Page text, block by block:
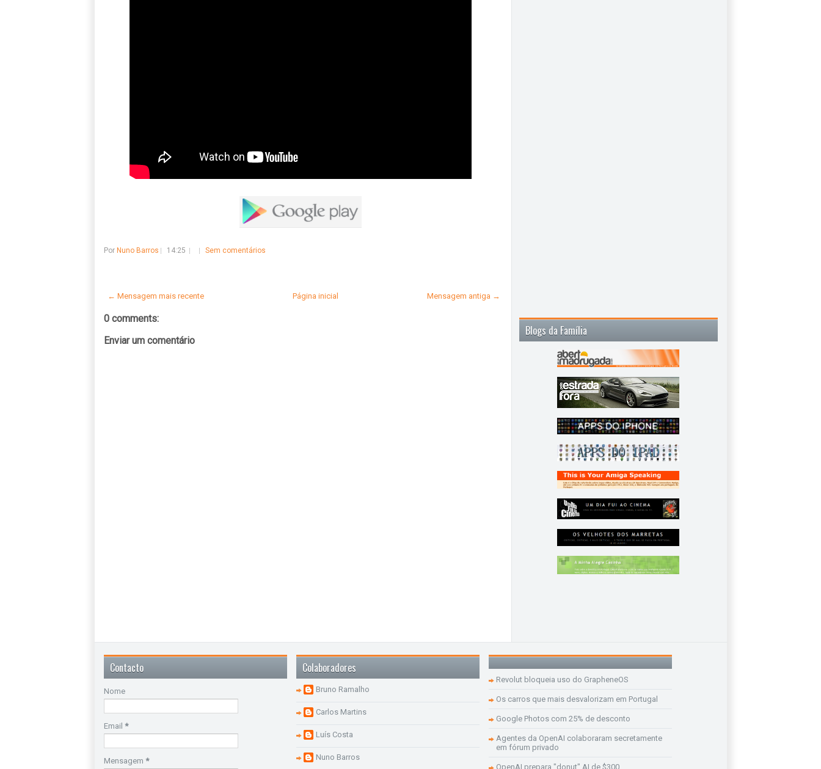
Por Nuno Barros 14:25 Sem comentários
← Mensagem mais recente Mensagem antiga →
Página inicial
0 comments:
Enviar um comentário
Blogs da Família
Contacto
Nome
Email *
Mensagem *
Colaboradores
Bruno Ramalho
Carlos Martins
Luís Costa
Nuno Barros
Revolut bloqueia uso do GrapheneOS
Os carros que mais desvalorizam em Portugal
Google Photos com 25% de desconto
Agentes da OpenAI colaboraram secretamente
em fórum privado
OpenAI prepara "donut" AI de $300